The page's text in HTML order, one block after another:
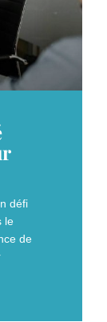
défi
le
de